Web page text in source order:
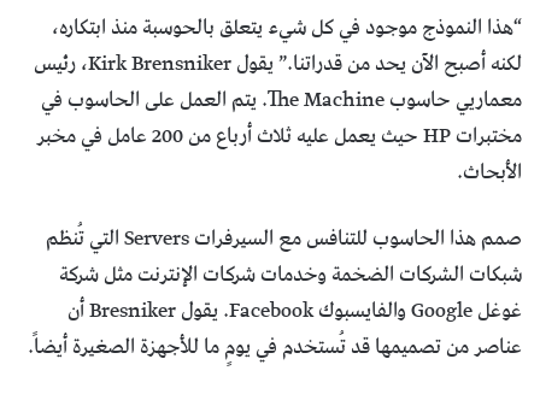
“هذا النموذج موجود في كل شيء يتعلق بالحوسبة منذ ابتكاره،
لكنه أصبح الآن يحد من قدراتنا.” يقول Kirk Brensniker، رئيس
معماريي حاسوب The Machine. يتم العمل على الحاسوب في
مختبرات HP حيث يعمل عليه ثلاث أرباع من 200 عامل في مخبر
الأبحاث.
صمم هذا الحاسوب للتنافس مع السيرفرات Servers التي تُنظم
شبكات الشركات الضخمة وخدمات شركات الإنترنت مثل شركة
غوغل Google والفايسبوك Facebook. يقول Bresniker أن
عناصر من تصميمها قد تُستخدم في يومٍ ما للأجهزة الصغيرة أيضاً.